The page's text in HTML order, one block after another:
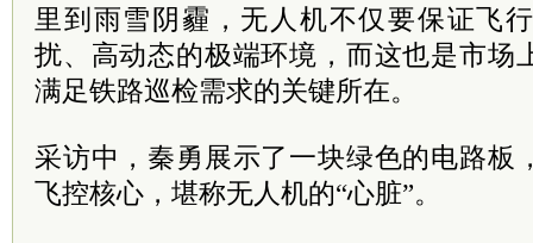
里到雨雪阴霾，无人机不仅要保证飞
扰、高动态的极端环境，而这也是市场
满足铁路巡检需求的关键所在。
采访中，秦勇展示了一块绿色的电路板
飞控核心，堪称无人机的“心脏”。